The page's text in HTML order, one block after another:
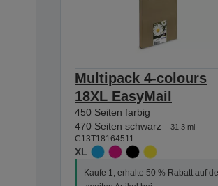
Multipack 4-colours
18XL EasyMail
450 Seiten farbig
470 Seiten schwarz
31.3 ml
C13T18164511
XL
Kaufe 1, erhalte 50 % Rabatt auf